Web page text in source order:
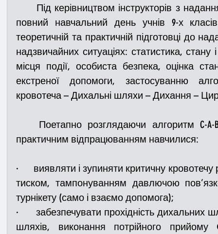
повний навчальний день учнів 9-х
теоретичній та практичній підготовці до
надзвичайних ситуаціях: статистика, стану
місця події, особиста безпека, оцінка
екстреної допомоги, застосуванню
кровотеча – Дихальні шляхи – Дихання –
практичним відпрацюванням навчилися:
·      виявляти і зупиняти критичну
тиском, тампонуванням давлючою
турнікету (само і взаємо допомога);
·      забезпечувати прохідність дихальних
шляхів, виконання потрійного